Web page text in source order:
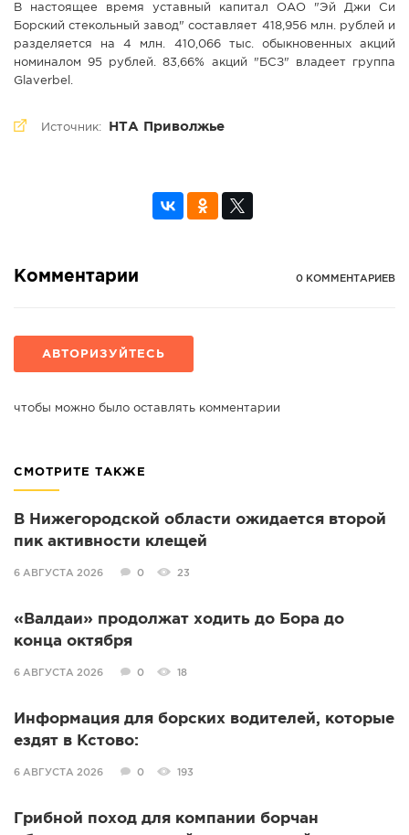
В настоящее время уставный капитал ОАО "Эй Джи Си
Борский стекольный завод" составляет 418,956 млн. рублей и
разделяется на 4 млн. 410,066 тыс. обыкновенных акций
номиналом 95 рублей. 83,66% акций "БСЗ" владеет группа
Glaverbel.
Источник: НТА Приволжье
Комментарии 0 КОММЕНТАРИЕВ
АВТОРИЗУЙТЕСЬ
чтобы можно было оставлять комментарии
СМОТРИТЕ ТАКЖЕ
В Нижегородской области ожидается второй
пик активности клещей
6 АВГУСТА 2026 0 23
«Валдаи» продолжат ходить до Бора до
конца октября
6 АВГУСТА 2026 0 18
Информация для борских водителей, которые
ездят в Кстово:
6 АВГУСТА 2026 0 193
Грибной поход для компании борчан